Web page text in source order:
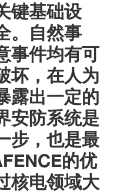
键基础设
自然事
事件均有可
坏，在人为
露出一定的
安防系统是
步，也是最
的优
核电领域大